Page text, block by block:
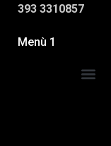
393 3310857
Menù 1